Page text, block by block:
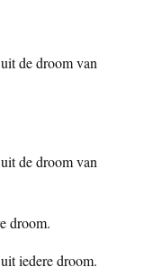
de droom van
de droom van
droom.
iedere droom.